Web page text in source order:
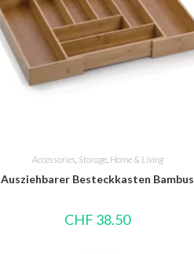
Accessories Storage, Home & Living
Ausziehbarer Besteckkasten Bambus
CHF 38.50